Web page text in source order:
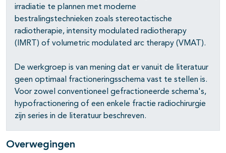
irradiatie te plannen met moderne
bestralingstechnieken zoals stereotactische
radiotherapie, intensity modulated radiotherapy
(IMRT) of volumetric modulated arc therapy (VMAT).
De werkgroep is van mening dat er vanuit de literatuur
geen optimaal fractioneringsschema vast te stellen is.
Voor zowel conventioneel gefractioneerde schema's,
hypofractionering of een enkele fractie radiochirurgie
zijn series in de literatuur beschreven.
Overwegingen